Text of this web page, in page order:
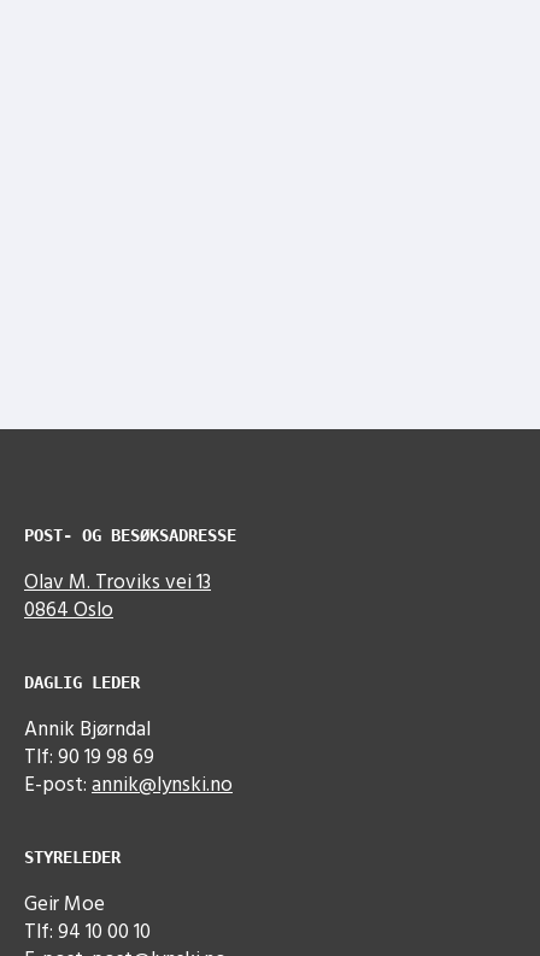
POST- OG BESØKSADRESSE
Olav M. Troviks vei 13
0864 Oslo
DAGLIG LEDER
Annik Bjørndal
Tlf: 90 19 98 69
E-post:annik@lynski.no
STYRELEDER
Geir Moe
Tlf: 94 10 00 10